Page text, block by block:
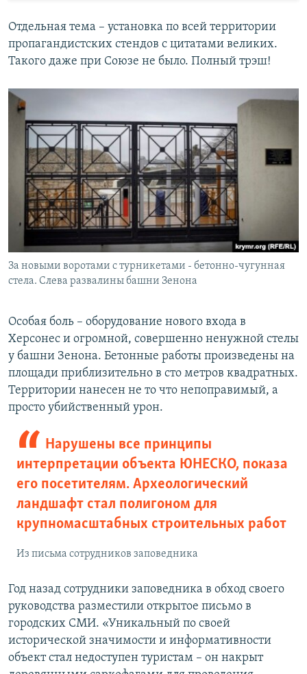
Отдельная тема – установка по всей территории
пропагандистских стендов с цитатами великих.
Такого даже при Союзе не было. Полный трэш!
За новыми воротами с турникетами - бетонно-чугунная
стела. Слева развалины башни Зенона
​Особая боль – оборудование нового входа в
Херсонес и огромной, совершенно ненужной стелы
у башни Зенона. Бетонные работы произведены на
площади приблизительно в сто метров квадратных.
Территории нанесен не то что непоправимый, а
просто убийственный урон.
Нарушены все принципы
интерпретации объекта ЮНЕСКО, показа
его посетителям. Археологический
ландшафт стал полигоном для
крупномасштабных строительных работ
Из письма сотрудников заповедника
Год назад сотрудники заповедника в обход своего
руководства разместили открытое письмо в
городских СМИ. «Уникальный по своей
исторической значимости и информативности
объект стал недоступен туристам – он накрыт